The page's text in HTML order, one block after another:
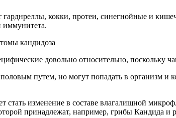
кокки, протеи, синегнойные и
иммунитета.
довольно относительно, поскольку
путем, но могут попадать в организм
изменение в составе влагалищной
принадлежат, например, грибы Кандида